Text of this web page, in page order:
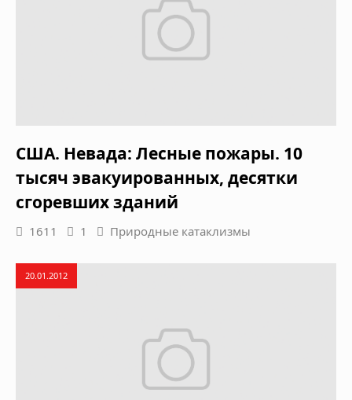
США. Невада: Лесные пожары. 10
тысяч эвакуированных, десятки
сгоревших зданий
1611 1 Природные катаклизмы
20.01.2012